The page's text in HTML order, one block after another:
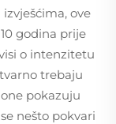
ove
godina prije
o intenzitetu
trebaju
pokazuju
nešto pokvari